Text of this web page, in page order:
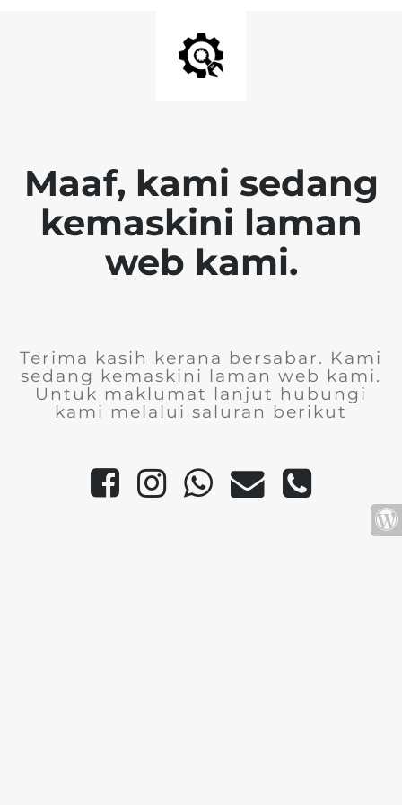
Maaf, kami sedang
kemaskini laman
web kami.
Terima kasih kerana bersabar. Kami
sedang kemaskini laman web kami.
Untuk maklumat lanjut hubungi
kami melalui saluran berikut